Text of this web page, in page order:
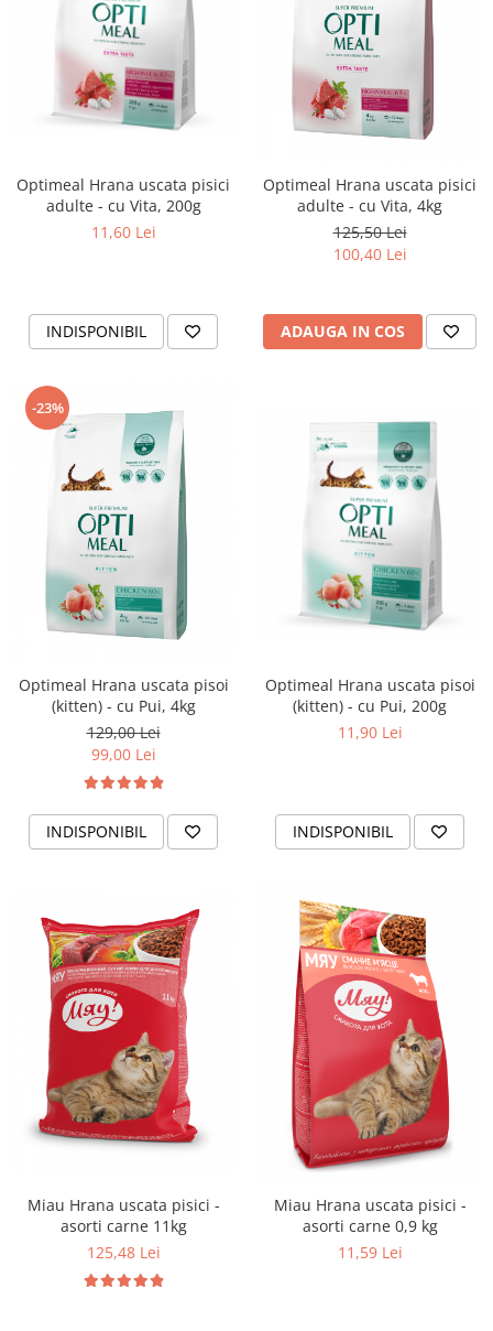
Optimeal Hrana uscata pisici
adulte - cu Vita, 200g
11,60 Lei
INDISPONIBIL
Optimeal Hrana uscata pisici
adulte - cu Vita, 4kg
125,50 Lei
100,40 Lei
ADAUGA IN COS
-23%
Optimeal Hrana uscata pisoi
(kitten) - cu Pui, 4kg
129,00 Lei
99,00 Lei
INDISPONIBIL
Optimeal Hrana uscata pisoi
(kitten) - cu Pui, 200g
11,90 Lei
INDISPONIBIL
Miau Hrana uscata pisici -
asorti carne 11kg
125,48 Lei
Miau Hrana uscata pisici -
asorti carne 0,9 kg
11,59 Lei